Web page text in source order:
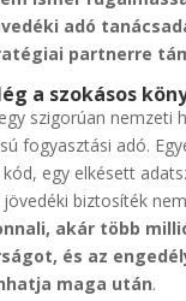
adó
partnerre
a szokásos
szigorúan nemzeti
fogyasztási adó.
egy elkésett
biztosíték
akár több
és az
maga után.